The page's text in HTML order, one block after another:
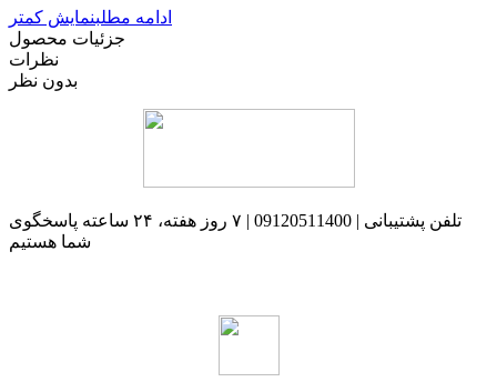
ادامه مطلبنمایش کمتر
جزئیات محصول
نظرات
بدون نظر
تلفن پشتیبانی | 09120511400 | ۷ روز هفته، ۲۴ ساعته پاسخگوی
شما هستیم